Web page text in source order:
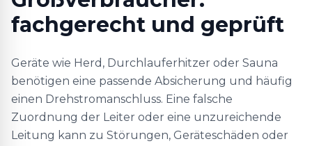
fachgerecht und geprüft
Geräte wie Herd, Durchlauferhitzer oder Sauna
benötigen eine passende Absicherung und häufig
einen Drehstromanschluss. Eine falsche
Zuordnung der Leiter oder eine unzureichende
Leitung kann zu Störungen, Geräteschäden oder